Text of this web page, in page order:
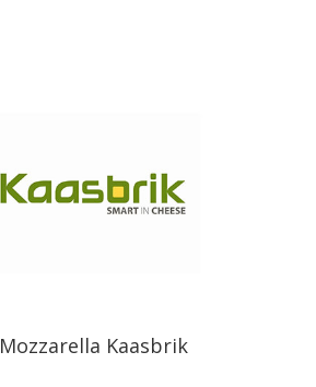
Mozzarella Kaasbrik